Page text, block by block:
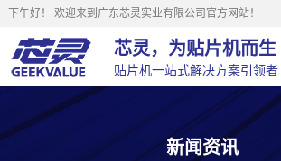
下午好！ 欢迎来到广东芯灵实业有限公司官方网站！
芯灵，为贴片机而生
贴片机一站式解决方案引领者
新闻资讯